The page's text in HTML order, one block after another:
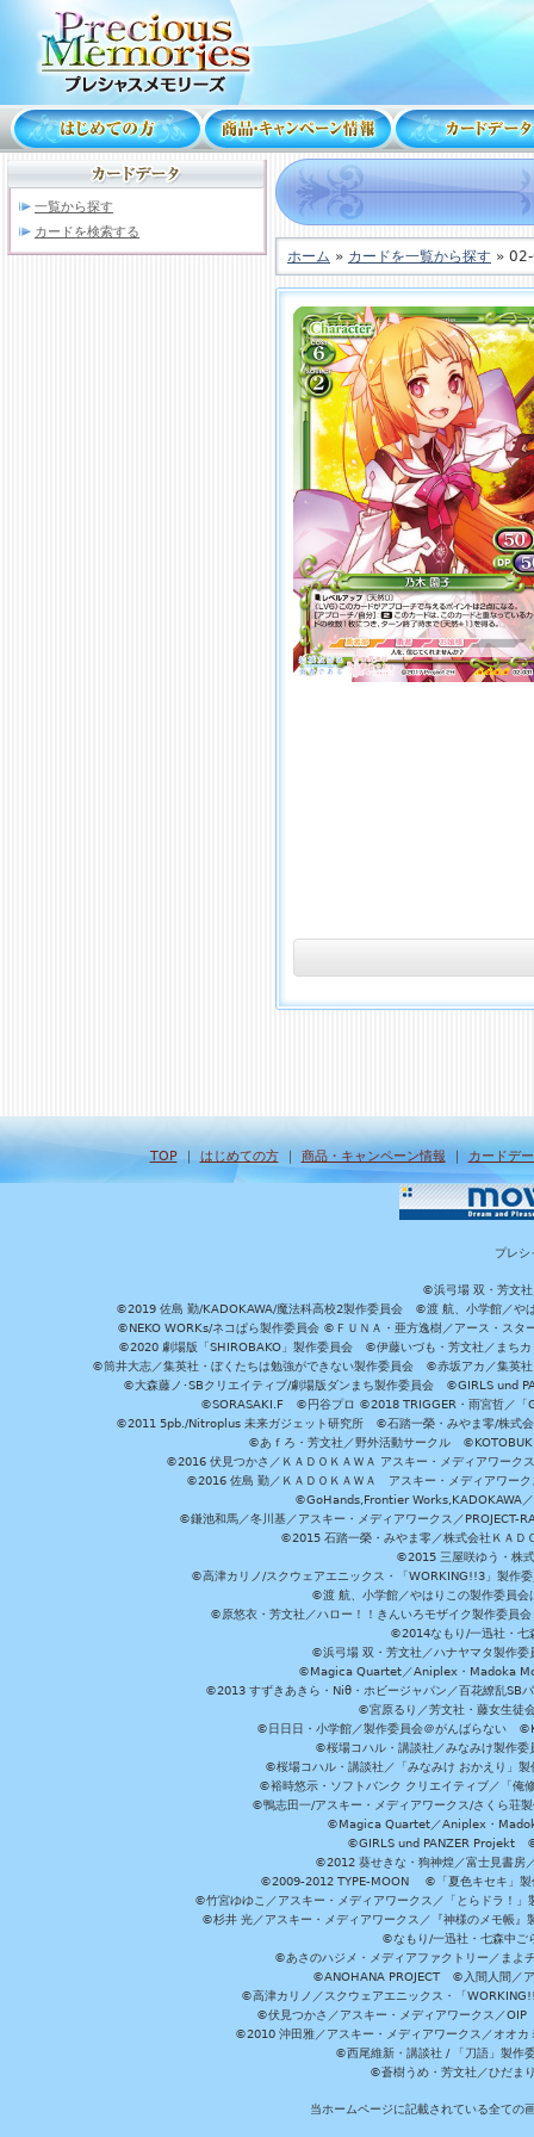
一覧から探す
カードを検索する
ホーム » カードを一覧から探す »
TOP｜ はじめての方｜ 商品・キャンペーン情報 ｜ カードデ
プレシ
©浜弓場 双・芳文社
©2019 佐島 勤/KADOKAWA/魔法科高校2製作委員会 ©渡 航、小学館／や
©NEKO WORKs/ネコぱら製作委員会 ©ＦＵＮＡ・亜方逸樹／アース・ス
©2020 劇場版「SHIROBAKO」製作委員会 ©伊藤いづも・芳文社／まち
©筒井大志／集英社・ぼくたちは勉強ができない製作委員会 ©赤坂アカ／集英
©大森藤ノ･SBクリエイティブ/劇場版ダンまち製作委員会 ©GIRLS und
©SORASAKI.F ©円谷プロ ©2018 TRIGGER・雨宮哲／
©2011 5pb./Nitroplus 未来ガジェット研究所 ©石踏一榮・みやま零/株式
©あｆろ・芳文社／野外活動サークル
©2016 伏見つかさ／ＫＡＤＯＫＡＷＡ アスキー・メディアワー
©2016 佐島 勤／ＫＡＤＯＫＡＷＡ アスキー・メディアワ
©GoHands,Frontier Works,KADOKAWA
©鎌池和馬／冬川基／アスキー・メディアワークス／
©2015 石踏一榮・みやま零／株式会社ＫＡＤ
©2015 三屋咲ゆう・株
©高津カリノ/スクウェアエニックス・「WORKING!!3」製作
©渡 航、小学館／やはりこの製作委員
©原悠衣・芳文社／ハロー！！きんいろモザイク製作委員
©2014なもり/一迅社・
©浜弓場 双・芳文社／ハナヤマタ製作
©Magica Quartet／Aniplex・Madoka
©2013 すずきあきら・Niθ・ホビージャパン／百花繚乱
©宮原るり／芳文社・藤女生徒
©日日日・小学館／製作委員会＠がんばらない
©桜場コハル・講談社／みなみけ製作
©桜場コハル・講談社／「みなみけ おかえり」
©裕時悠示・ソフトバンク クリエイティブ／「
©鴨志田一/アスキー・メディアワークス/さく
©Magica Quartet／Aniplex・
©GIRLS und PANZER Projekt ©
©2012 葵せきな・狗神煌／富士見書
©2009-2012 TYPE-MOON ©「夏色キセキ」製
©竹宮ゆゆこ／アスキー・メディアワークス／「とらドラ！
©杉井 光／アスキー・メディアワークス／『神様のメモ帳
©なもり/一迅社・七森中
©あさのハジメ・メディアファクトリー／ま
©ANOHANA PROJECT ©入間人間／ア
©高津カリノ／スクウェアエニックス・「
©伏見つかさ／アスキー・メディアワークス／
©2010 沖田雅／アスキー・メディアワークス／オオ
©西尾維新・講談社 / 「刀語」製作
©蒼樹うめ・芳文社／ひだま
当ホームページに記載されている全ての